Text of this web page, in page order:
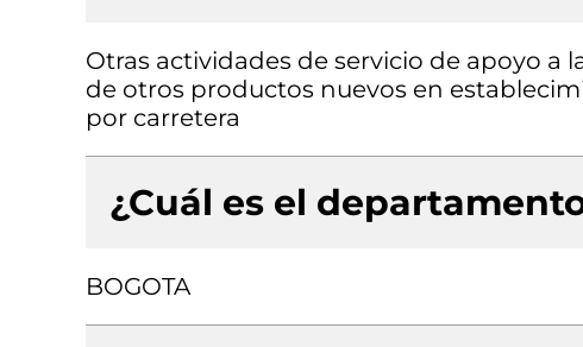
Otras actividades de servicio de apoyo a
de otros productos nuevos en
por carretera
¿Cuál es el
BOGOTA